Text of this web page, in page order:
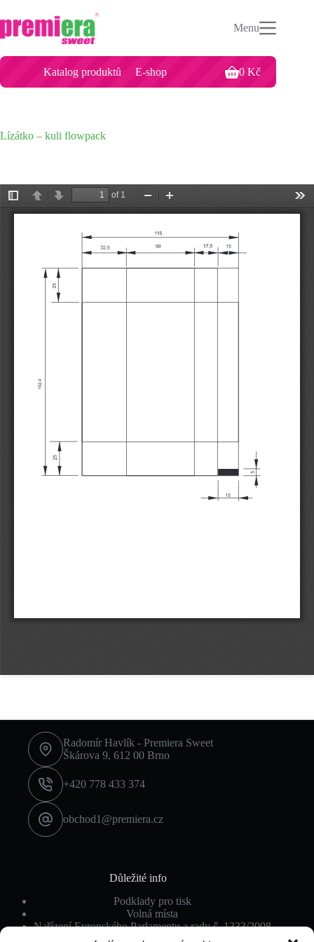
Menu
Katalog produktů E-shop 0 Kč
Lízátko – kuli flowpack
Radomír Havlík - Premiera Sweet
Škárova 9, 612 00 Brno
+420 778 433 374
obchod1@premiera.cz
Důležité info
Podklady pro tisk
Volná místa
Nařízení Evropského Parlamentu a rady č. 1333/2008
Ochrana osobních údajů